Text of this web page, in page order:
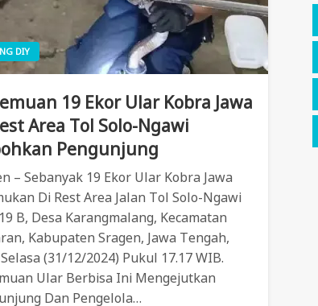
DIY
19 Ekor Ular Kobra Jawa
Area Tol Solo-Ngawi
Pengunjung
– Sebanyak 19 Ekor Ular Kobra Jawa
Di Rest Area Jalan Tol Solo-Ngawi
B, Desa Karangmalang, Kecamatan
Kabupaten Sragen, Jawa Tengah,
(31/12/2024) Pukul 17.17 WIB.
Ular Berbisa Ini Mengejutkan
Dan Pengelola…